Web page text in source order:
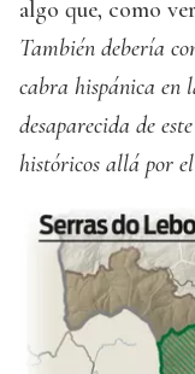
algo que, como
También debería
cabra hispánica en
desaparecida de
históricos allá por